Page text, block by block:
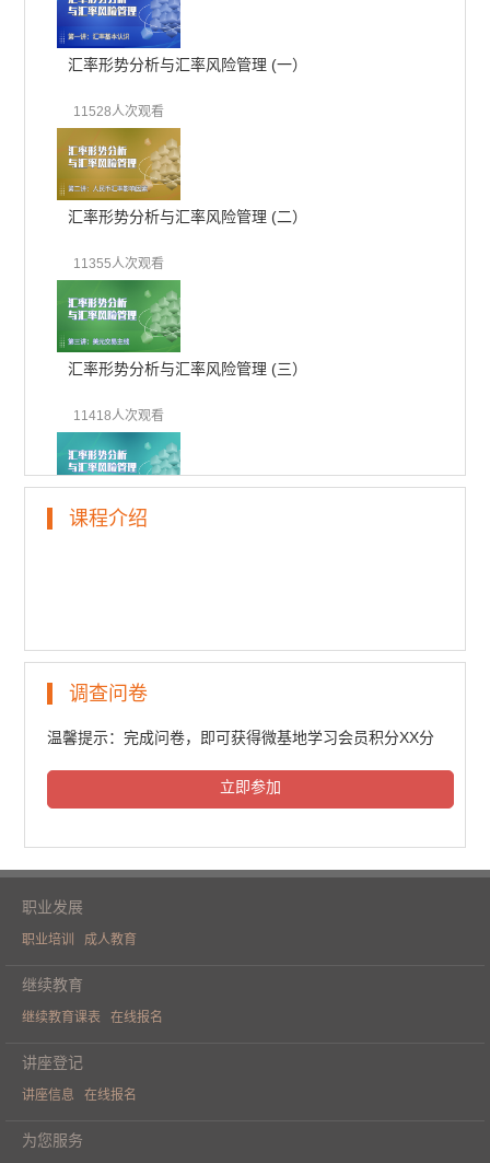
汇率形势分析与汇率风险管理 (一）
11528人次观看
汇率形势分析与汇率风险管理 (二）
11355人次观看
汇率形势分析与汇率风险管理 (三）
11418人次观看
汇率形势分析与汇率风险管理 (四）
6481人次观看
民法典普法培训（三）
6407人次观看
《人工智能重构财务价值》学术论坛
课程介绍
调查问卷
温馨提示：完成问卷，即可获得微基地学习会员积分XX分
立即参加
职业发展
职业培训 成人教育
继续教育
继续教育课表 在线报名
讲座登记
讲座信息 在线报名
为您服务